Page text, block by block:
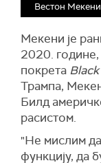
Вестон
Мекени је
2020.
покрета
Трампа,
Билд
расистом.
"Не мислим
функцију, да